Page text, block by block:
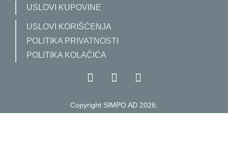
USLOVI KUPOVINE
USLOVI KORIŠĆENJA
POLITIKA PRIVATNOSTI
POLITIKA KOLAČIĆA
Copyright SIMPO AD 2026.